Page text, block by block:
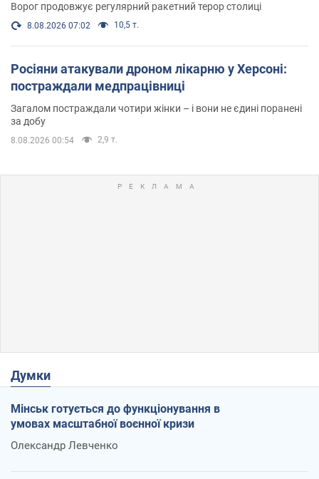
Ворог продовжує регулярний ракетний терор столиці
8.08.2026 07:02 10,5 т.
Росіяни атакували дроном лікарню у Херсоні:
постраждали медпрацівниці
Загалом постраждали чотири жінки – і вони не єдині поранені
за добу
8.08.2026 00:54 2,9 т.
Думки
Мінськ готується до функціонування в
умовах масштабної воєнної кризи
Олександр Левченко